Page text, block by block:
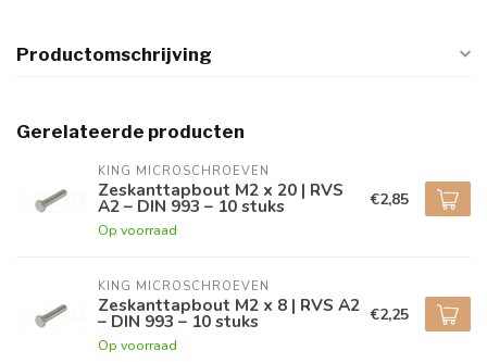
Productomschrijving
Gerelateerde producten
KING MICROSCHROEVEN
Zeskanttapbout M2 x 20 | RVS
A2 – DIN 993 – 10 stuks
Op voorraad
€2,85
KING MICROSCHROEVEN
Zeskanttapbout M2 x 8 | RVS A2
– DIN 993 – 10 stuks
Op voorraad
€2,25